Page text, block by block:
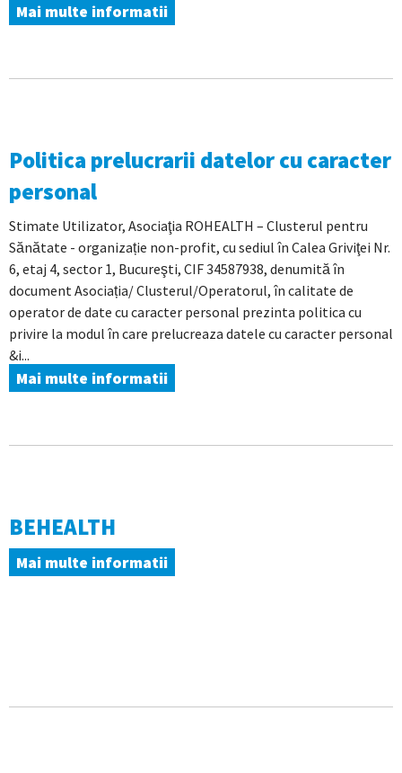
Mai multe informatii
Politica prelucrarii datelor cu caracter
personal
Stimate Utilizator, Asociaţia ROHEALTH – Clusterul pentru
Sănătate - organizație non-profit, cu sediul în Calea Griviţei Nr.
6, etaj 4, sector 1, Bucureşti, CIF 34587938, denumită în
document Asociația/ Clusterul/Operatorul, în calitate de
operator de date cu caracter personal prezinta politica cu
privire la modul în care prelucreaza datele cu caracter personal
&i...
Mai multe informatii
BEHEALTH
Mai multe informatii